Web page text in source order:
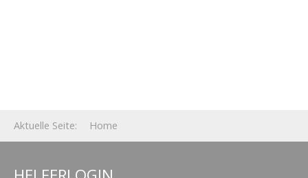
Aktuelle Seite: Home